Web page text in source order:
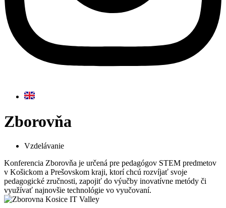
Zborovňa
Vzdelávanie
Konferencia Zborovňa je určená pre pedagógov STEM predmetov
v Košickom a Prešovskom kraji, ktorí chcú rozvíjať svoje
pedagogické zručnosti, zapojiť do výučby inovatívne metódy či
využívať najnovšie technológie vo vyučovaní.